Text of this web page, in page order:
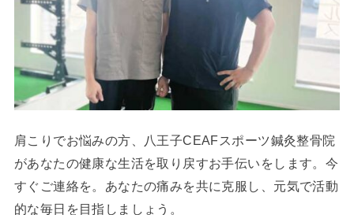
肩こりでお悩みの方、八王子CEAFスポーツ鍼灸整骨院
があなたの健康な生活を取り戻すお手伝いをします。今
すぐご連絡を。あなたの痛みを共に克服し、元気で活動
的な毎日を目指しましょう。